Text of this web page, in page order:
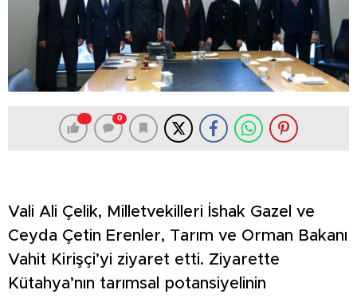
0
Vali Ali Çelik, Milletvekilleri İshak Gazel ve
Ceyda Çetin Erenler, Tarım ve Orman Bakanı
Vahit Kirişçi’yi ziyaret etti. Ziyarette
Kütahya’nın tarımsal potansiyelinin